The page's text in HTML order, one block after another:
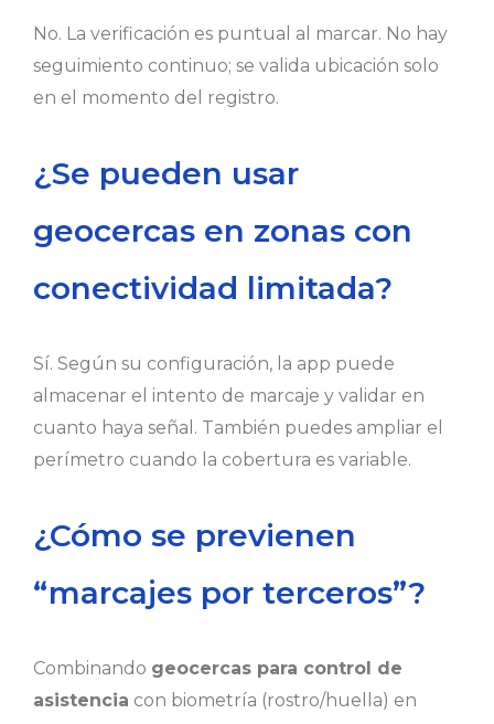
No. La verificación es puntual al marcar. No hay
seguimiento continuo; se valida ubicación solo
en el momento del registro.
¿Se pueden usar
geocercas en zonas con
conectividad limitada?
Sí. Según su configuración, la app puede
almacenar el intento de marcaje y validar en
cuanto haya señal. También puedes ampliar el
perímetro cuando la cobertura es variable.
¿Cómo se previenen
“marcajes por terceros”?
Combinando geocercas para control de
asistencia con biometría (rostro/huella) en